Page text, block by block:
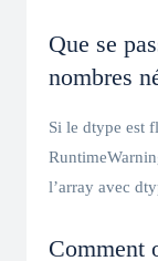
Que se
nombres
Si le dtype est
l’array avec
Comment